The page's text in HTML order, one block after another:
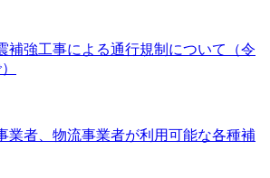
補強工事による通行規制について（令
業者、物流事業者が利用可能な各種補